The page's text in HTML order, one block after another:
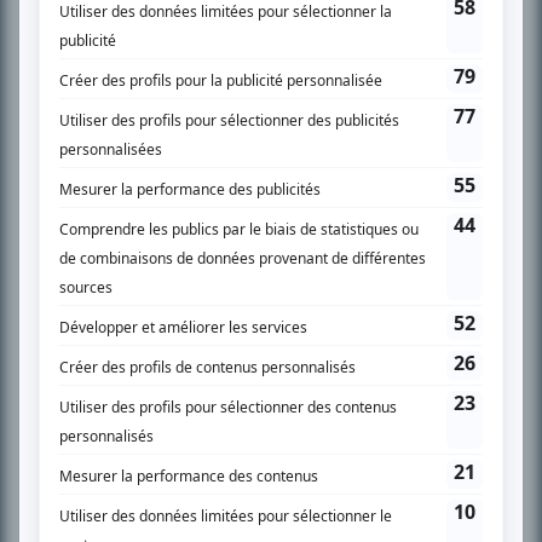
son petit écran. Celui qu’on surnomme parfois «l’encyclopédie de la
télévision» a d’abord oeuvré au magazine TV Hebdo de 1996 à 2001. Sa
l’actualité télévisuelle au 98,5.
SUR LE RÉSEAU BIZZ MÉDIA
PLAN DU SITE
Accueil
Liste des oeuvres
Liste des comédiens
Recherche avancée